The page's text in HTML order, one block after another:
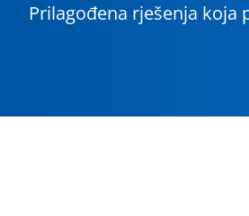
Prilagođena rješenja koja